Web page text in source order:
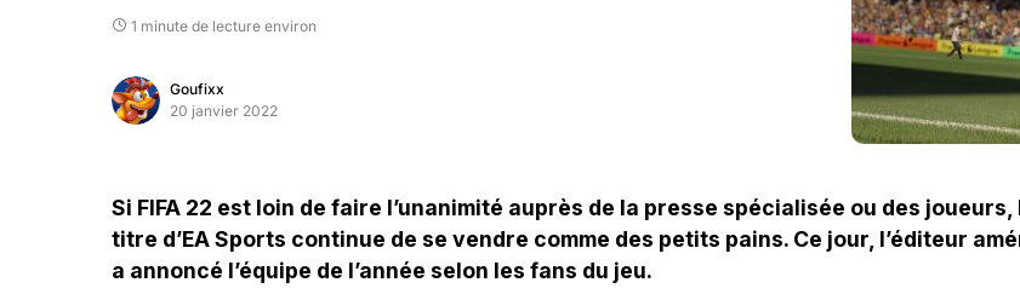
1 minute de lecture environ
Goufixx
20 janvier 2022
Si FIFA 22 est loin de faire l’unanimité auprès de la presse spécialisée ou des joueurs,
titre d’EA Sports continue de se vendre comme des petits pains. Ce jour, l’éditeur
a annoncé l’équipe de l’année selon les fans du jeu.